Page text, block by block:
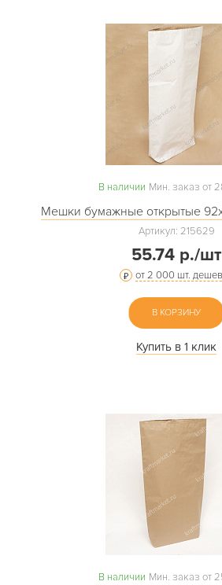
В наличии Мин. заказ от
Мешки бумажные открытые
Артикул: 215629
55.74 р./шт
от 2 000 шт.
В КОРЗИНУ
Купить в 1 клик
В наличии Мин. заказ от